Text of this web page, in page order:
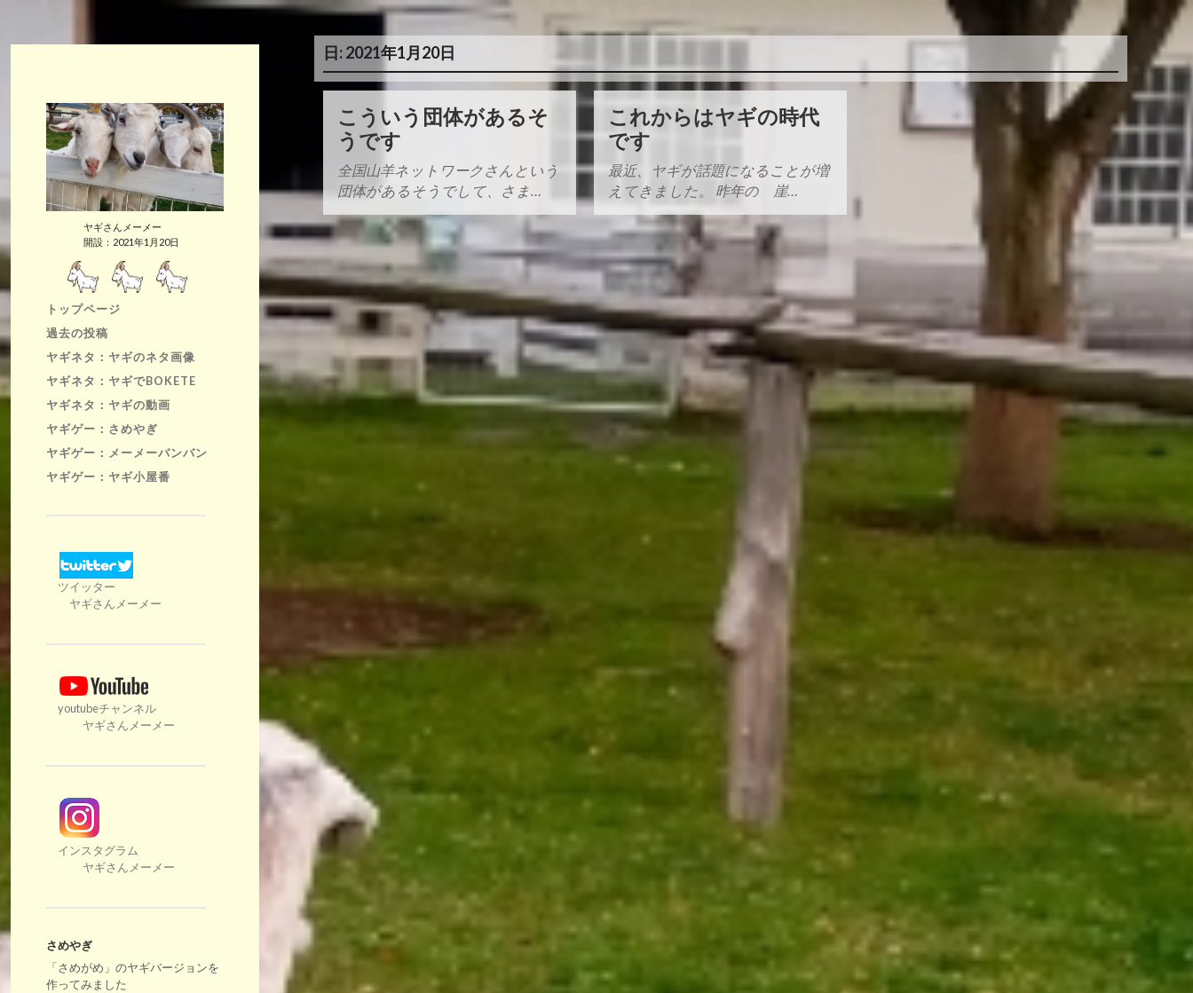
ヤギさんメーメー
開設：2021年1月20日
トップページ
過去の投稿
ヤギネタ：ヤギのネタ画像
ヤギネタ：ヤギでBOKETE
ヤギネタ：ヤギの動画
ヤギゲー：さめやぎ
ヤギゲー：メーメーバンバン
ヤギゲー：ヤギ小屋番
ツイッター
ヤギさんメーメー
youtubeチャンネル
ヤギさんメーメー
インスタグラム
ヤギさんメーメー
さめやぎ
「さめがめ」のヤギバージョンを
作ってみました
日:2021年1月20日
こういう団体があるそ
うです
全国山羊ネットワークさんという
団体があるそうでして、さま…
これからはヤギの時代
です
最近、ヤギが話題になることが増
えてきました。 昨年の 崖…